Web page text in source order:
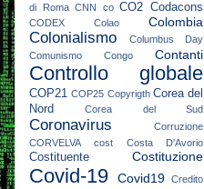
di Roma CNN co CO2 Codacons
CODEX Colao Colombia
Colonialismo
Columbus Day
Comunismo
Congo Contanti
Controllo globale
COP21 COP25 Copyrigth Corea del
Nord
Corea del Sud
Coronavirus
Corruzione
CORVELVA
cost Costa D'Avorio
Costituente Costituzione
Covid-19 Covid19
Credito